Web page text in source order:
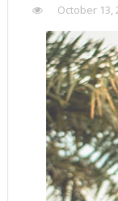
October 13,